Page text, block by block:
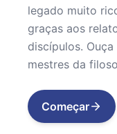
legado muito
graças aos
discípulos.
mestres da
Começar